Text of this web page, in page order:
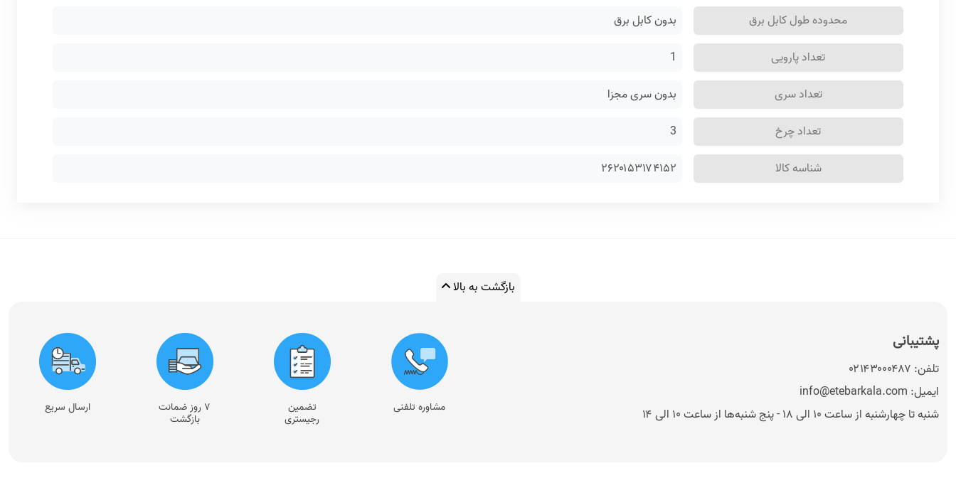
محدوده طول کابل برق
بدون کابل برق
تعداد پارویی
1
تعداد سری
بدون سری مجزا
تعداد چرخ
3
شناسه کالا
۲۶۲۰۱۵۳۱۷۴۱۵۲
بازگشت به بالا
پشتیبانی
تلفن: ۰۲۱۴۳۰۰۰۴۸۷
ایمیل: info@etebarkala.com
شنبه تا چهارشنبه از ساعت ۱۰ الی ۱۸ - پنج شنبه‌ها از ساعت ۱۰ الی ۱۴
مشاوره تلفنی تضمین
رجیستری
۷ روز ضمانت
بازگشت
ارسال سریع